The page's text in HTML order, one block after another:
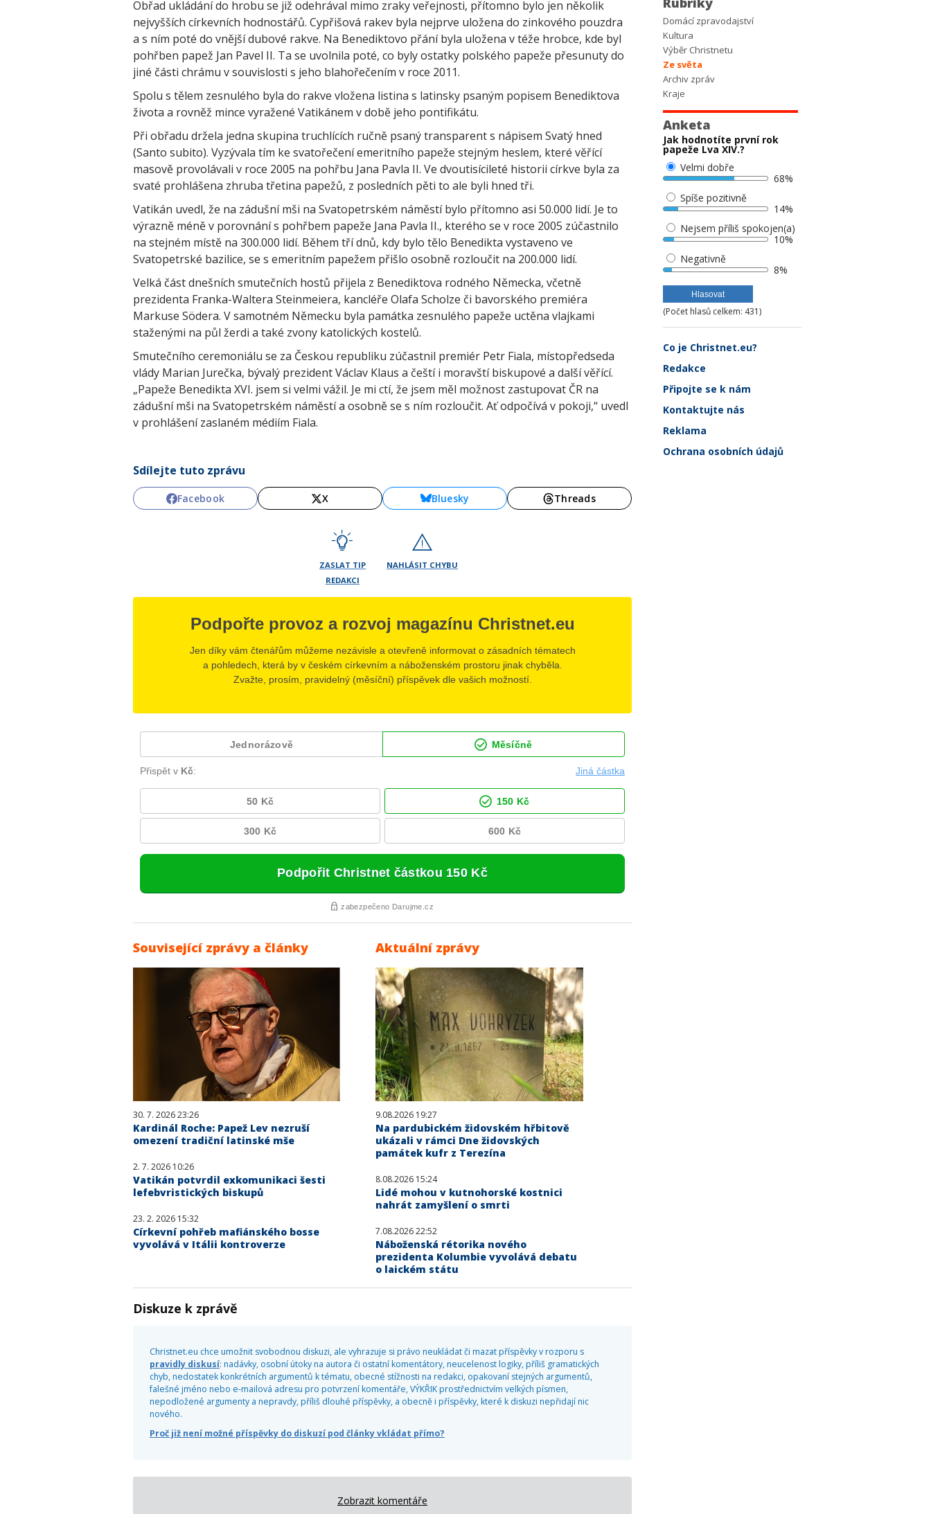
Obřad ukládání do hrobu se již odehrával mimo zraky veřejnosti, přítomno bylo jen několik
nejvyšších církevních hodnostářů. Cypřišová rakev byla nejprve uložena do zinkového pouzdra
a s ním poté do vnější dubové rakve. Na Benediktovo přání byla uložena v téže hrobce, kde byl
pohřben papež Jan Pavel II. Ta se uvolnila poté, co byly ostatky polského papeže přesunuty do
jiné části chrámu v souvislosti s jeho blahořečením v roce 2011.
Spolu s tělem zesnulého byla do rakve vložena listina s latinsky psaným popisem Benediktova
života a rovněž mince vyražené Vatikánem v době jeho pontifikátu.
Při obřadu držela jedna skupina truchlících ručně psaný transparent s nápisem Svatý hned
(Santo subito). Vyzývala tím ke svatořečení emeritního papeže stejným heslem, které věřící
masově provolávali v roce 2005 na pohřbu Jana Pavla II. Ve dvoutisícileté historii církve byla za
svaté prohlášena zhruba třetina papežů, z posledních pěti to ale byli hned tři.
Vatikán uvedl, že na zádušní mši na Svatopetrském náměstí bylo přítomno asi 50.000 lidí. Je to
výrazně méně v porovnání s pohřbem papeže Jana Pavla II., kterého se v roce 2005 zúčastnilo
na stejném místě na 300.000 lidí. Během tří dnů, kdy bylo tělo Benedikta vystaveno ve
Svatopetrské bazilice, se s emeritním papežem přišlo osobně rozloučit na 200.000 lidí.
Velká část dnešních smutečních hostů přijela z Benediktova rodného Německa, včetně
prezidenta Franka-Waltera Steinmeiera, kancléře Olafa Scholze či bavorského premiéra
Markuse Södera. V samotném Německu byla památka zesnulého papeže uctěna vlajkami
staženými na půl žerdi a také zvony katolických kostelů.
Smutečního ceremoniálu se za Českou republiku zúčastnil premiér Petr Fiala, místopředseda
vlády Marian Jurečka, bývalý prezident Václav Klaus a čeští i moravští biskupové a další věřící.
„Papeže Benedikta XVI. jsem si velmi vážil. Je mi ctí, že jsem měl možnost zastupovat ČR na
zádušní mši na Svatopetrském náměstí a osobně se s ním rozloučit. Ať odpočívá v pokoji,“ uvedl
v prohlášení zaslaném médiím Fiala.
Sdílejte tuto zprávu
Facebook X Bluesky Threads
ZASLAT TIP
REDAKCI
NAHLÁSIT CHYBU
Související zprávy a články
30. 7. 2026 23:26
Kardinál Roche: Papež Lev nezruší
omezení tradiční latinské mše
2. 7. 2026 10:26
Vatikán potvrdil exkomunikaci šesti
lefebvristických biskupů
23. 2. 2026 15:32
Církevní pohřeb mafiánského bosse
vyvolává v Itálii kontroverze
Aktuální zprávy
9.08.2026 19:27
Na pardubickém židovském hřbitově
ukázali v rámci Dne židovských
památek kufr z Terezína
8.08.2026 15:24
Lidé mohou v kutnohorské kostnici
nahrát zamyšlení o smrti
7.08.2026 22:52
Náboženská rétorika nového
prezidenta Kolumbie vyvolává debatu
o laickém státu
Diskuze k zprávě
Christnet.eu chce umožnit svobodnou diskuzi, ale vyhrazuje si právo neukládat či mazat příspěvky v rozporu s
pravidly diskusí: nadávky, osobní útoky na autora či ostatní komentátory, neucelenost logiky, příliš gramatických
chyb, nedostatek konkrétních argumentů k tématu, obecné stížnosti na redakci, opakovaní stejných argumentů,
falešné jméno nebo e-mailová adresu pro potvrzení komentáře, VÝKŘIK prostřednictvím velkých písmen,
nepodložené argumenty a nepravdy, příliš dlouhé příspěvky, a obecně i příspěvky, které k diskuzi nepřidají nic
nového.
Proč již není možné příspěvky do diskuzí pod články vkládat přímo?
Zobrazit komentáře
Domácí zpravodajství
Kultura
Výběr Christnetu
Ze světa
Archiv zpráv
Kraje
Anketa
Jak hodnotíte první rok
papeže Lva XIV.?
Velmi dobře
68%
Spíše pozitivně
14%
Nejsem příliš spokojen(a)
10%
Negativně
8%
(Počet hlasů celkem: 431)
Co je Christnet.eu?
Redakce
Připojte se k nám
Kontaktujte nás
Reklama
Ochrana osobních údajů